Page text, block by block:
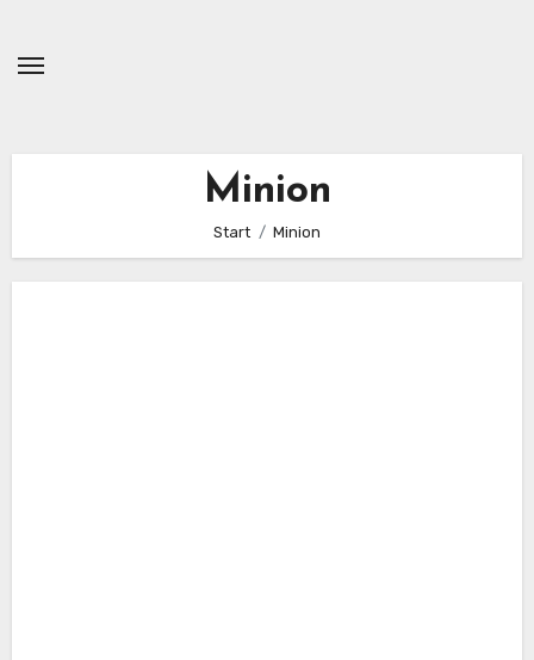
springen
Minion
Start Minion